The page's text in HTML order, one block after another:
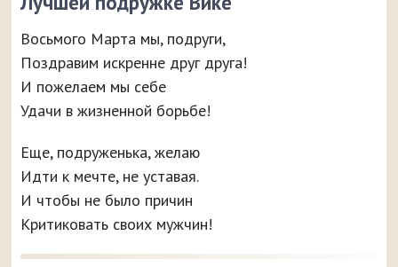
Восьмого Марта мы, подруги,
Поздравим искренне друг друга!
И пожелаем мы себе
Удачи в жизненной борьбе!
Еще, подруженька, желаю
Идти к мечте, не уставая.
И чтобы не было причин
Критиковать своих мужчин!